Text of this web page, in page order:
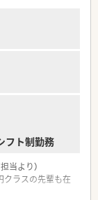
自のこだわりのオ
を行っておりま
で見守りながら、
大きなやりがい
ハーブを活用した
きる環境です。
きるのが魅力で
フト制勤務
当より）
クラスの先輩も在